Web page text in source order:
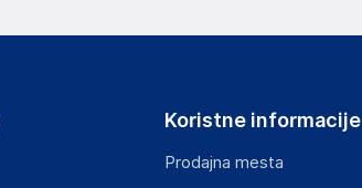
Koristne informacije
Prodajna mesta